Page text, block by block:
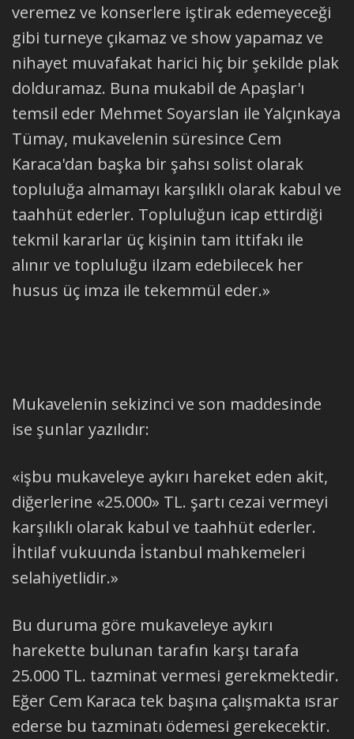
veremez ve konserlere iştirak edemeyeceği
gibi turneye çıkamaz ve show yapamaz ve
nihayet muvafakat harici hiç bir şekilde plak
dolduramaz. Buna mukabil de Apaşlar'ı
temsil eder Mehmet Soyarslan ile Yalçınkaya
Tümay, mukavelenin süresince Cem
Karaca'dan başka bir şahsı solist olarak
topluluğa almamayı karşılıklı olarak kabul ve
taahhüt ederler. Topluluğun icap ettirdiği
tekmil kararlar üç kişinin tam ittifakı ile
alınır ve topluluğu ilzam edebilecek her
husus üç imza ile tekemmül eder.»
Mukavelenin sekizinci ve son maddesinde
ise şunlar yazılıdır:
«işbu mukaveleye aykırı hareket eden akit,
diğerlerine «25.000» TL. şartı cezai vermeyi
karşılıklı olarak kabul ve taahhüt ederler.
İhtilaf vukuunda İstanbul mahkemeleri
selahiyetlidir.»
Bu duruma göre mukaveleye aykırı
harekette bulunan tarafın karşı tarafa
25.000 TL. tazminat vermesi gerekmektedir.
Eğer Cem Karaca tek başına çalışmakta ısrar
ederse bu tazminatı ödemesi gerekecektir.